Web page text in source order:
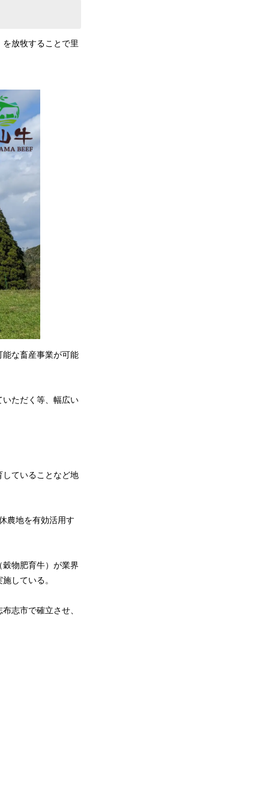
放牧することで里
な畜産事業が可能
いただく等、幅広い
ていることなど地
農地を有効活用す
物肥育牛）が業界
している。
志市で確立させ、